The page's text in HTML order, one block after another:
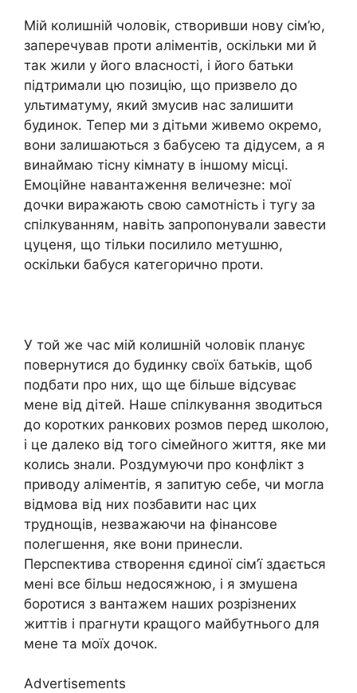
Мій колишній чоловік, створивши нову сім’ю,
заперечував проти аліментів, оскільки ми й
так жили у його власності, і його батьки
підтримали цю позицію, що призвело до
ультиматуму, який змусив нас залишити
будинок. Тепер ми з дітьми живемо окремо,
вони залишаються з бабусею та дідусем, а я
винаймаю тісну кімнату в іншому місці.
Емоційне навантаження величезне: мої
дочки виражають свою самотність і тугу за
спілкуванням, навіть запропонували завести
цуценя, що тільки посилило метушню,
оскільки бабуся категорично проти.
У той же час мій колишній чоловік планує
повернутися до будинку своїх батьків, щоб
подбати про них, що ще більше відсуває
мене від дітей. Наше спілкування зводиться
до коротких ранкових розмов перед школою,
і це далеко від того сімейного життя, яке ми
колись знали. Роздумуючи про конфлікт з
приводу аліментів, я запитую себе, чи могла
відмова від них позбавити нас цих
труднощів, незважаючи на фінансове
полегшення, яке вони принесли.
Перспектива створення єдиної сім’ї здається
мені все більш недосяжною, і я змушена
боротися з вантажем наших розрізнених
життів і прагнути кращого майбутнього для
мене та моїх дочок.
Advertisements